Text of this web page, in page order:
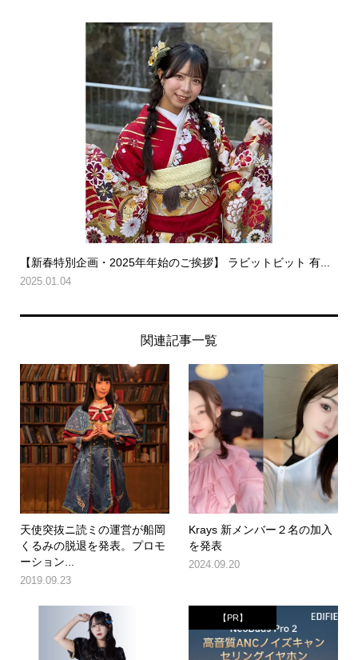
【新春特別企画・2025年年始のご挨拶】 ラビットビット 有...
2025.01.04
関連記事一覧
天使突抜ニ読ミの運営が船岡
くるみの脱退を発表。プロモ
ーション...
2019.09.23
Krays 新メンバー２名の加入
を発表
2024.09.20
【PR】